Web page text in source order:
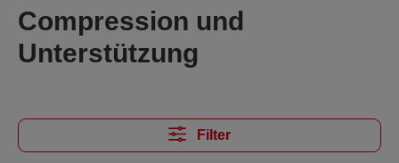
Compression und
Unterstützung
Filter